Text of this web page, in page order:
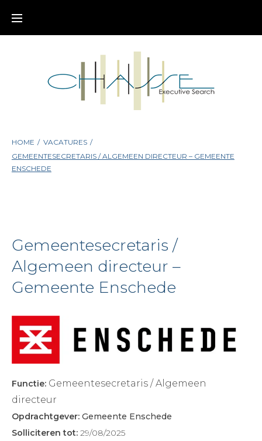
HOME / VACATURES /
GEMEENTESECRETARIS / ALGEMEEN DIRECTEUR – GEMEENTE
ENSCHEDE
Gemeentesecretaris /
Algemeen directeur –
Gemeente Enschede
Functie: Gemeentesecretaris / Algemeen
directeur
Opdrachtgever: Gemeente Enschede
Solliciteren tot: 29/08/2025